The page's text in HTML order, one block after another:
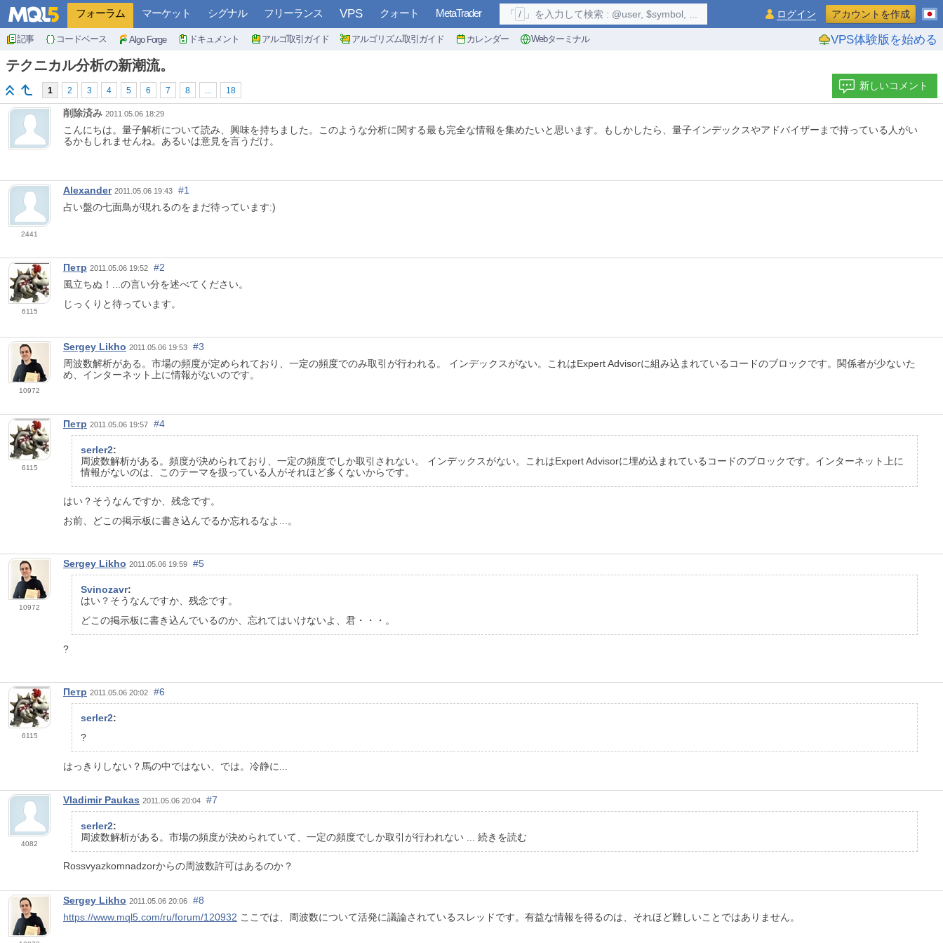
フォーラム マーケット シグナル フリーランス VPS クォート MetaTrader
記事 コードベース Algo Forge ドキュメント アルゴ取引ガイド アルゴリズム取引ガイド カレンダー Webターミナル VPS体験版を始める
「 / 」を入力して検索 : @user, $symbol, ... ログイン アカウントを作成
テクニカル分析の新潮流。
1 2 3 4 5 6 7 8 ... 18 新しいコメント
削除済み 2011.05.06 18:29
こんにちは。量子解析について読み、興味を持ちました。このような分析に関する最も完全な情報を集めたいと思います。もしかしたら、量子インデックスやアドバイザーまで持っている人がい
るかもしれませんね。あるいは意見を言うだけ。
2441
Alexander 2011.05.06 19:43
#1
占い盤の七面鳥が現れるのをまだ待っています:)
6115
Петр 2011.05.06 19:52
#2
風立ちぬ！...の言い分を述べてください。
じっくりと待っています。
10972
Sergey Likho 2011.05.06 19:53
#3
周波数解析がある。市場の頻度が定められており、一定の頻度でのみ取引が行われる。 インデックスがない。これはExpert Advisorに組み込まれているコードのブロックです。関係者が少ないた
め、インターネット上に情報がないのです。
6115
Петр 2011.05.06 19:57 #4
serler2:
周波数解析がある。頻度が決められており、一定の頻度でしか取引されない。 インデックスがない。これはExpert Advisorに埋め込まれているコードのブロックです。インターネット上に
情報がないのは、このテーマを扱っている人がそれほど多くないからです。
はい？そうなんですか、残念です。
お前、どこの掲示板に書き込んでるか忘れるなよ...。
10972
Sergey Likho 2011.05.06 19:59 #5
Svinozavr:
はい？そうなんですか、残念です。
どこの掲示板に書き込んでいるのか、忘れてはいけないよ、君・・・。
?
6115
Петр 2011.05.06 20:02 #6
serler2:
?
はっきりしない？馬の中ではない、では。冷静に...
4082
Vladimir Paukas 2011.05.06 20:04 #7
serler2:
周波数解析がある。市場の頻度が決められていて、一定の頻度でしか取引が行われない ... 続きを読む
Rossvyazkomnadzorからの周波数許可はあるのか？
Sergey Likho 2011.05.06 20:06
#8
https://www.mql5.com/ru/forum/120932 ここでは、周波数について活発に議論されているスレッドです。有益な情報を得るのは、それほど難しいことではありません。